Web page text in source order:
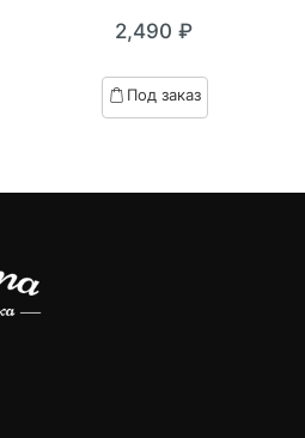
out
based
on
2,490 ₽
Под заказ